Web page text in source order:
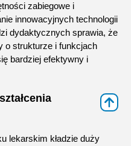
zabiegowe i
innowacyjnych technologii
dydaktycznych sprawia, że
o strukturze i funkcjach
bardziej efektywny i
lekarskim kładzie duży